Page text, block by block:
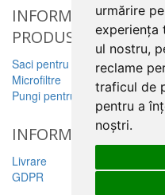
urmărire
experiența
ul nostru,
reclame
traficul de
pentru a
noștri.
INFORMATII
PRODUSE
Saci pentru aspirator
Microfiltre
Pungi pentru colectare praf
INFORMATII UTILE
Livrare
GDPR